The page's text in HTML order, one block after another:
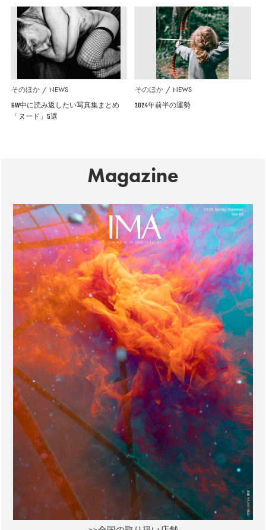
そのほか NEWS
GW中に読み返したい写真集まとめ
「ヌード」5選
そのほか NEWS
2024年前半の運勢
Magazine